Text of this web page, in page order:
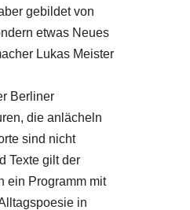
gebildet von
etwas Neues
Lukas Meister
Berliner
die anlächeln
sind nicht
Texte gilt der
ein Programm mit
in